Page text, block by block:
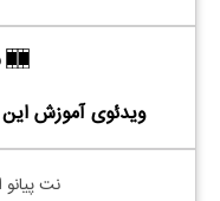
ویدئوی آموزش
نت